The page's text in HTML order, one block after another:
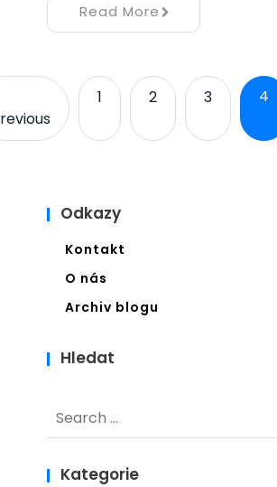
Read More
1 2 3 4
Odkazy
Kontakt
O nás
Archiv blogu
Hledat
for:
Kategorie